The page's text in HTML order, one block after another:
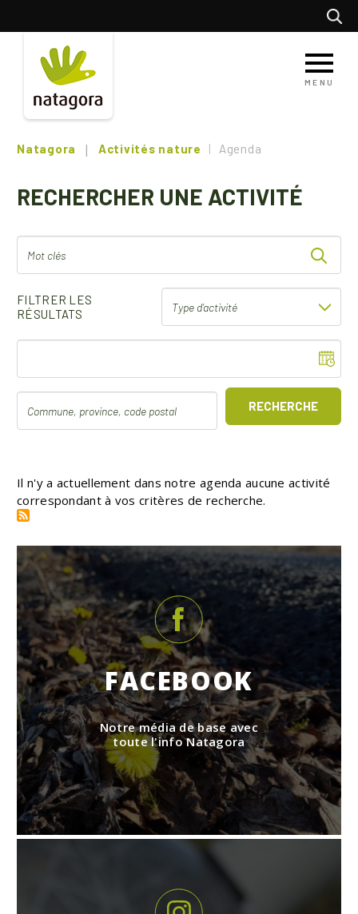
principal
MENU
Natagora Activités nature Agenda
RECHERCHER UNE ACTIVITÉ
FILTRER LES
RÉSULTATS
RECHERCHE
Il n'y a actuellement dans notre agenda aucune activité
correspondant à vos critères de recherche.
FACEBOOK
Notre média de base avec
toute l'info Natagora